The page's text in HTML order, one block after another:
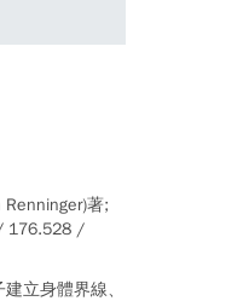
著;
176.528 /
立身體界線、